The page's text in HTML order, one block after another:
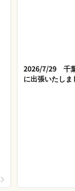
2026/7/29 千
に出張いたしま